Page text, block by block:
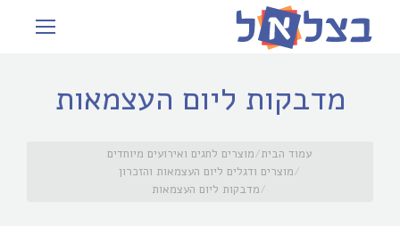
מדבקות ליום העצמאות
עמוד הבית מוצרים לחגים ואירועים מיוחדים
מוצרים ודגלים ליום העצמאות והזכרון
מדבקות ליום העצמאות